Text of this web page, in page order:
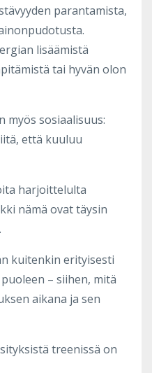
parantamista,
lisäämistä
tai hyvän olon
myös sosiaalisuus:
että kuuluu
harjoittelulta
nämä ovat täysin
kuitenkin erityisesti
– siihen, mitä
aikana ja sen
treenissä on